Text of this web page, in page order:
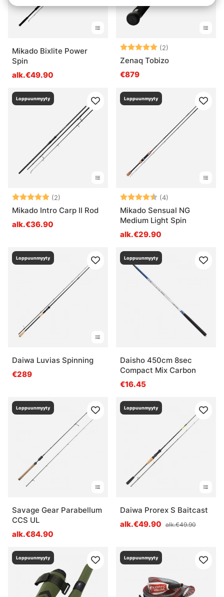
Mikado Bixlite Power
Spin
alk.€49.90
Arvio: (2)
Zenaq Tobizo
€879
Loppuunmyyty
Arvio: (2)
5.0 5:sta tähdestä
Mikado Intro Carp II Rod
alk.€36.90
Loppuunmyyty
Arvio: (4)
Mikado Sensual NG
Medium Light Spin
alk.€29.90
Loppuunmyyty
Daiwa Luvias Spinning
€289
Loppuunmyyty
Daisho 450cm 8sec
Compact Mix Carbon
€16.45
Loppuunmyyty
Savage Gear Parabellum
CCS UL
alk.€84.90
Loppuunmyyty
Daiwa Prorex S Baitcast
alk.€49.90 alk.€49.90
Loppuunmyyty Loppuunmyyty